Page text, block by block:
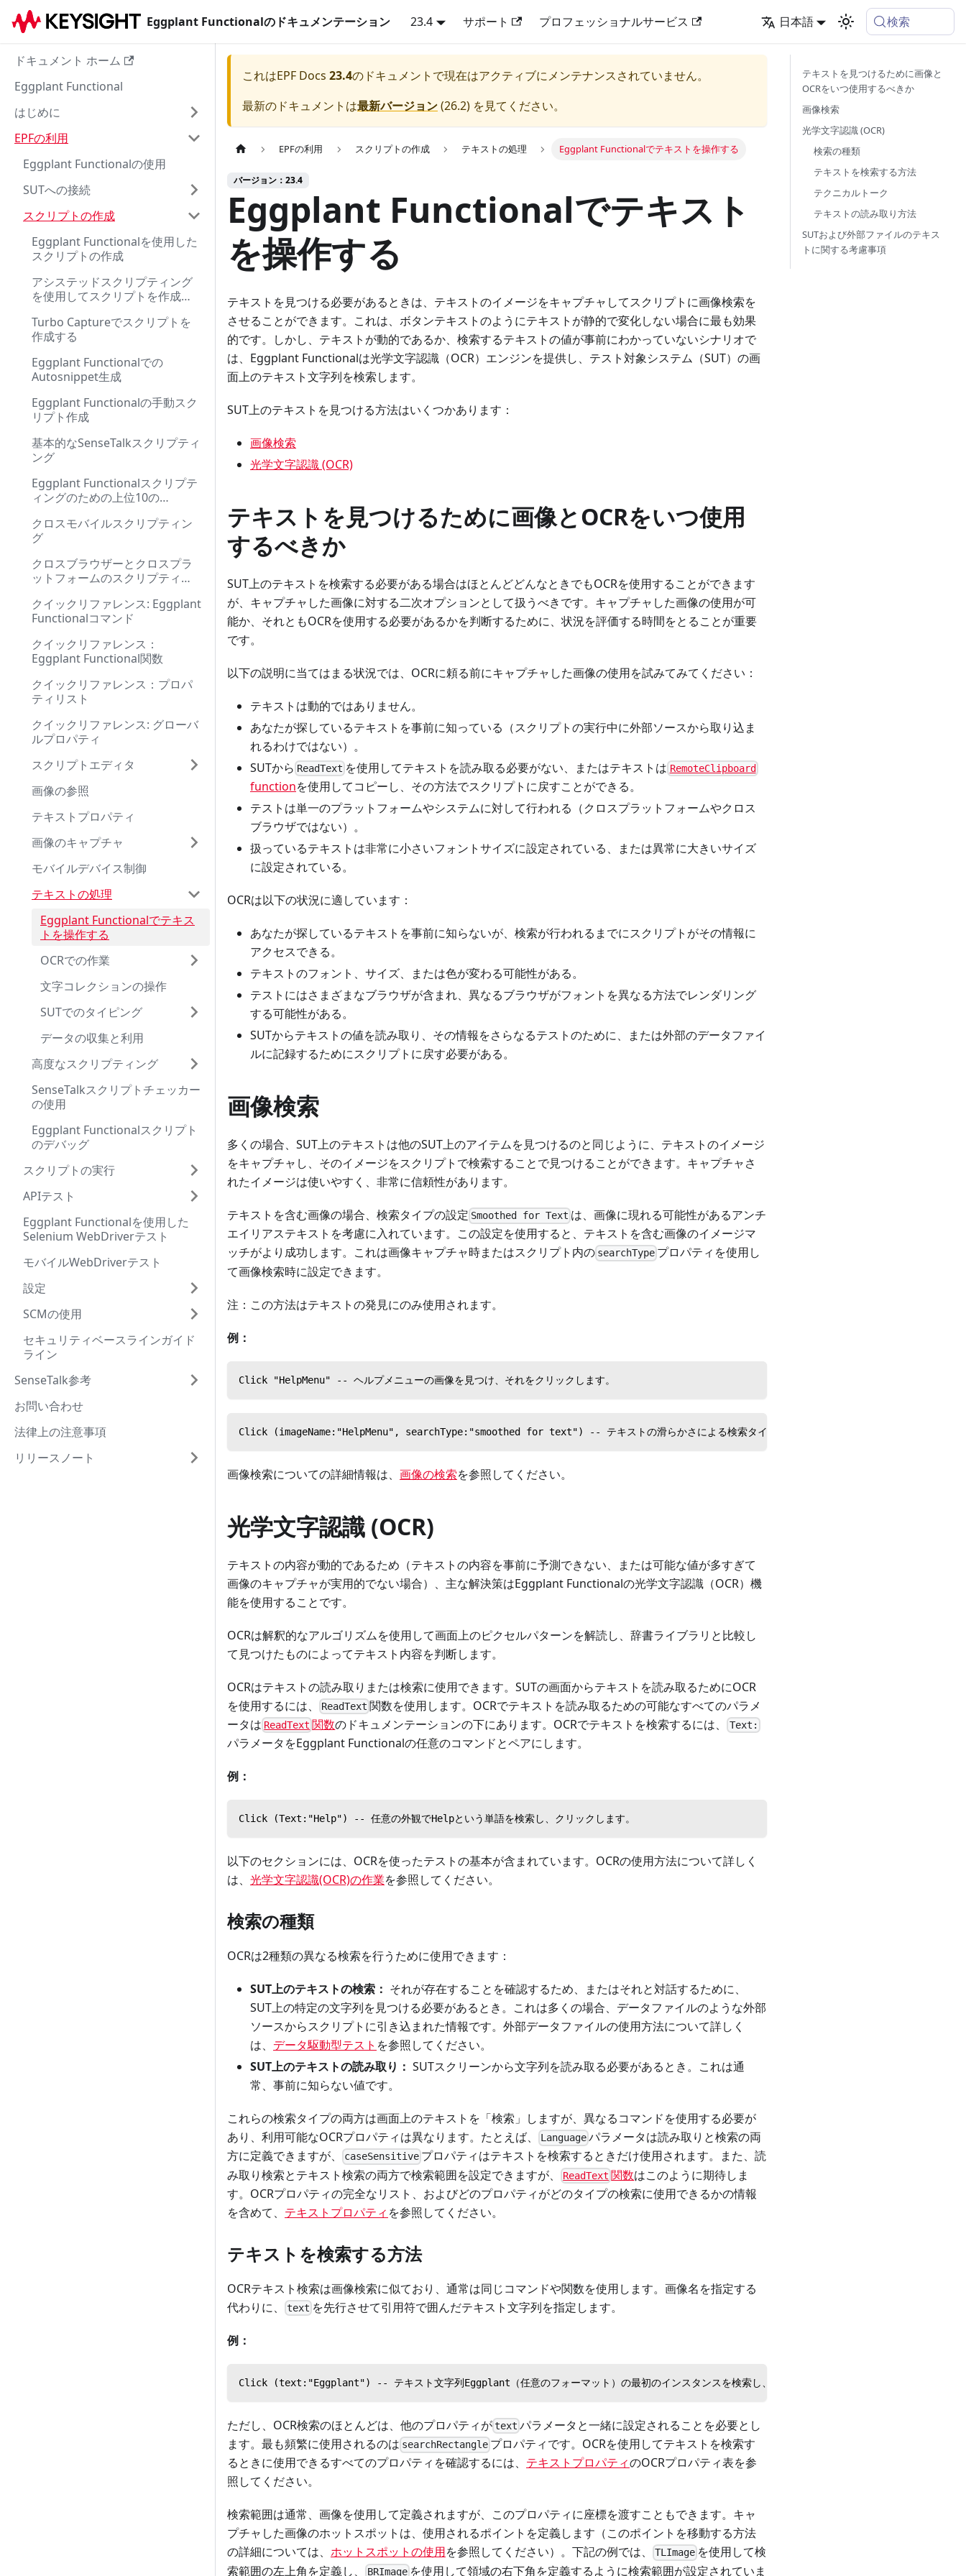
Eggplant Functionalのドキュメンテーション 23.4 サポート プロフェッショナルサービス 日本語 検索
ドキュメント ホーム
Eggplant Functional
はじめに
EPFの利用
Eggplant Functionalの使用
SUTへの接続
スクリプトの作成
Eggplant Functionalを使用した
スクリプトの作成
アシステッドスクリプティング
を使用してスクリプトを作成す
Turbo Captureでスクリプトを
作成する
Eggplant Functionalでの
Autosnippet生成
Eggplant Functionalの手動スク
リプト作成
基本的なSenseTalkスクリプティ
ング
Eggplant Functionalスクリプテ
ィングのための上位10の
クロスモバイルスクリプティン
グ
クロスブラウザーとクロスプラ
ットフォームのスクリプティン
クイックリファレンス: Eggplant
Functionalコマンド
クイックリファレンス：
Eggplant Functional関数
クイックリファレンス：プロパ
ティリスト
クイックリファレンス: グローバ
ルプロパティ
スクリプトエディタ
画像の参照
テキストプロパティ
画像のキャプチャ
モバイルデバイス制御
テキストの処理
Eggplant Functionalでテキス
トを操作する
OCRでの作業
文字コレクションの操作
SUTでのタイピング
データの収集と利用
高度なスクリプティング
SenseTalkスクリプトチェッカー
の使用
Eggplant Functionalスクリプト
のデバッグ
スクリプトの実行
APIテスト
Eggplant Functionalを使用した
Selenium WebDriverテスト
モバイルWebDriverテスト
設定
SCMの使用
セキュリティベースラインガイド
ライン
SenseTalk参考
お問い合わせ
法律上の注意事項
リリースノート
これはEPF Docs 23.4のドキュメントで現在はアクティブにメンテナンスされていません。
最新のドキュメントは最新バージョン(26.2) を見てください。
EPFの利用 スクリプトの作成 テキストの処理 Eggplant Functionalでテキストを操作する
バージョン：23.4
Eggplant Functionalでテキスト
を操作する
テキストを見つける必要があるときは、テキストのイメージをキャプチャしてスクリプトに画像検索を
させることができます。これは、ボタンテキストのようにテキストが静的で変化しない場合に最も効果
的です。しかし、テキストが動的であるか、検索するテキストの値が事前にわかっていないシナリオで
は、Eggplant Functionalは光学文字認識（OCR）エンジンを提供し、テスト対象システム（SUT）の画
面上のテキスト文字列を検索します。
SUT上のテキストを見つける方法はいくつかあります：
画像検索
光学文字認識 (OCR)
テキストを見つけるために画像とOCRをいつ使用
するべきか
SUT上のテキストを検索する必要がある場合はほとんどどんなときでもOCRを使用することができます
が、キャプチャした画像に対する二次オプションとして扱うべきです。キャプチャした画像の使用が可
能か、それともOCRを使用する必要があるかを判断するために、状況を評価する時間をとることが重要
です。
以下の説明に当てはまる状況では、OCRに頼る前にキャプチャした画像の使用を試みてみてください：
テキストは動的ではありません。
あなたが探しているテキストを事前に知っている（スクリプトの実行中に外部ソースから取り込ま
れるわけではない）。
SUTから ReadText を使用してテキストを読み取る必要がない、またはテキストは RemoteClipboard
functionを使用してコピーし、その方法でスクリプトに戻すことができる。
テストは単一のプラットフォームやシステムに対して行われる（クロスプラットフォームやクロス
ブラウザではない）。
扱っているテキストは非常に小さいフォントサイズに設定されている、または異常に大きいサイズ
に設定されている。
OCRは以下の状況に適しています：
あなたが探しているテキストを事前に知らないが、検索が行われるまでにスクリプトがその情報に
アクセスできる。
テキストのフォント、サイズ、または色が変わる可能性がある。
テストにはさまざまなブラウザが含まれ、異なるブラウザがフォントを異なる方法でレンダリング
する可能性がある。
SUTからテキストの値を読み取り、その情報をさらなるテストのために、または外部のデータファイ
ルに記録するためにスクリプトに戻す必要がある。
画像検索
多くの場合、SUT上のテキストは他のSUT上のアイテムを見つけるのと同じように、テキストのイメージ
をキャプチャし、そのイメージをスクリプトで検索することで見つけることができます。キャプチャさ
れたイメージは使いやすく、非常に信頼性があります。
テキストを含む画像の場合、検索タイプの設定 Smoothed for Text は、画像に現れる可能性があるアンチ
エイリアステキストを考慮に入れています。この設定を使用すると、テキストを含む画像のイメージマ
ッチがより成功します。これは画像キャプチャ時またはスクリプト内の searchType プロパティを使用し
て画像検索時に設定できます。
注：この方法はテキストの発見にのみ使用されます。
例：
Click "HelpMenu" -- ヘルプメニューの画像を見つけ、それをクリックします。
Click (imageName:"HelpMenu", searchType:"smoothed for text") -- テキストの滑らかさによる検索タイプを使用してヘルプメニューの画像を見つけ
画像検索についての詳細情報は、 画像の検索を参照してください。
光学文字認識 (OCR)
テキストの内容が動的であるため（テキストの内容を事前に予測できない、または可能な値が多すぎて
画像のキャプチャが実用的でない場合）、主な解決策はEggplant Functionalの光学文字認識（OCR）機
能を使用することです。
OCRは解釈的なアルゴリズムを使用して画面上のピクセルパターンを解読し、辞書ライブラリと比較し
て見つけたものによってテキスト内容を判断します。
OCRはテキストの読み取りまたは検索に使用できます。SUTの画面からテキストを読み取るためにOCR
を使用するには、
ReadText 関数を使用します。OCRでテキストを読み取るための可能なすべてのパラメ
ータは ReadText 関数のドキュメンテーションの下にあります。OCRでテキストを検索するには、 Text:
パラメータをEggplant Functionalの任意のコマンドとペアにします。
例：
Click (Text:"Help") -- 任意の外観でHelpという単語を検索し、クリックします。
以下のセクションには、OCRを使ったテストの基本が含まれています。OCRの使用方法について詳しく
は、 光学文字認識(OCR)の作業を参照してください。
検索の種類
OCRは2種類の異なる検索を行うために使用できます：
SUT上のテキストの検索： それが存在することを確認するため、またはそれと対話するために、
SUT上の特定の文字列を見つける必要があるとき。これは多くの場合、データファイルのような外部
ソースからスクリプトに引き込まれた情報です。外部データファイルの使用方法について詳しく
は、 データ駆動型テスト を参照してください。
SUT上のテキストの読み取り： SUTスクリーンから文字列を読み取る必要があるとき。これは通
常、事前に知らない値です。
これらの検索タイプの両方は画面上のテキストを「検索」しますが、異なるコマンドを使用する必要が
あり、利用可能なOCRプロパティは異なります。たとえば、
Language パラメータは読み取りと検索の両
方に定義できますが、
caseSensitive プロパティはテキストを検索するときだけ使用されます。また、読
み取り検索とテキスト検索の両方で検索範囲を設定できますが、
ReadText 関数はこのように期待しま
す。OCRプロパティの完全なリスト、およびどのプロパティがどのタイプの検索に使用できるかの情報
を含めて、 テキストプロパティ を参照してください。
テキストを検索する方法
OCRテキスト検索は画像検索に似ており、通常は同じコマンドや関数を使用します。画像名を指定する
代わりに、
text を先行させて引用符で囲んだテキスト文字列を指定します。
例：
Click (text:"Eggplant") -- テキスト文字列Eggplant（任意のフォーマット）の最初のインスタンスを検索し、クリックします。
ただし、OCR検索のほとんどは、他のプロパティがtext パラメータと一緒に設定されることを必要とし
ます。最も頻繁に使用されるのは searchRectangle プロパティです。OCRを使用してテキストを検索す
るときに使用できるすべてのプロパティを確認するには、 テキストプロパティのOCRプロパティ表を参
照してください。
検索範囲は通常、画像を使用して定義されますが、このプロパティに座標を渡すこともできます。キャ
プチャした画像のホットスポットは、使用されるポイントを定義します（このポイントを移動する方法
の詳細については、 ホットスポットの使用を参照してください）。下記の例では、 TLImage を使用して検
索範囲の左上角を定義し、
BRImage を使用して領域の右下角を定義するように検索範囲が設定されていま
テキストを見つけるために画像と
OCRをいつ使用するべきか
画像検索
光学文字認識 (OCR)
検索の種類
テキストを検索する方法
テクニカルトーク
テキストの読み取り方法
SUTおよび外部ファイルのテキス
トに関する考慮事項